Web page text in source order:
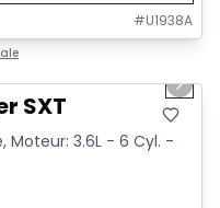
#U1938A
Next
SXT
3.6L - 6 Cyl. -